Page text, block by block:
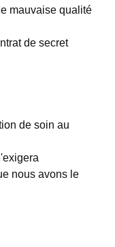
mauvaise qualité
de secret
de soin au
nous avons le